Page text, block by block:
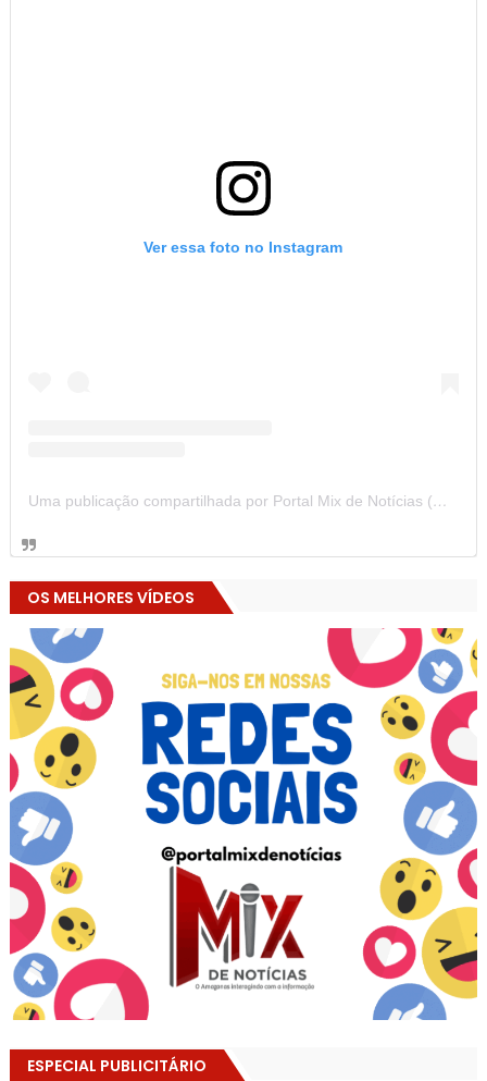
Ver essa foto no Instagram
Uma publicação compartilhada por Portal Mix de Notícias (@portalmixdenoticias)
OS MELHORES VÍDEOS
ESPECIAL PUBLICITÁRIO